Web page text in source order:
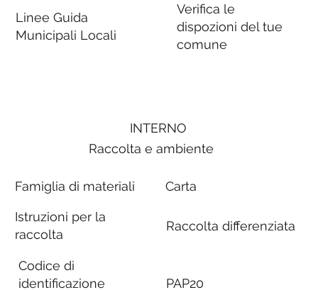
Linee Guida
Municipali Locali
Verifica le
dispozioni del tue
comune
INTERNO
Raccolta e ambiente
Famiglia di materiali
Istruzioni per la
raccolta
Codice di
identificazione
Carta
Raccolta differenziata
PAP20